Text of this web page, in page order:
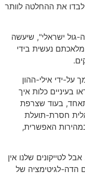
את ההחלטה לוותר
גול ישראלי", שיעשה
נעשית בידי
ידי אילי-ההון
בעיניים כלות איך
בעוד שצרפת
חסרת-תועלת
האפשרית,
לטייקונים שלנו אין
הדה-לגיטימציה של